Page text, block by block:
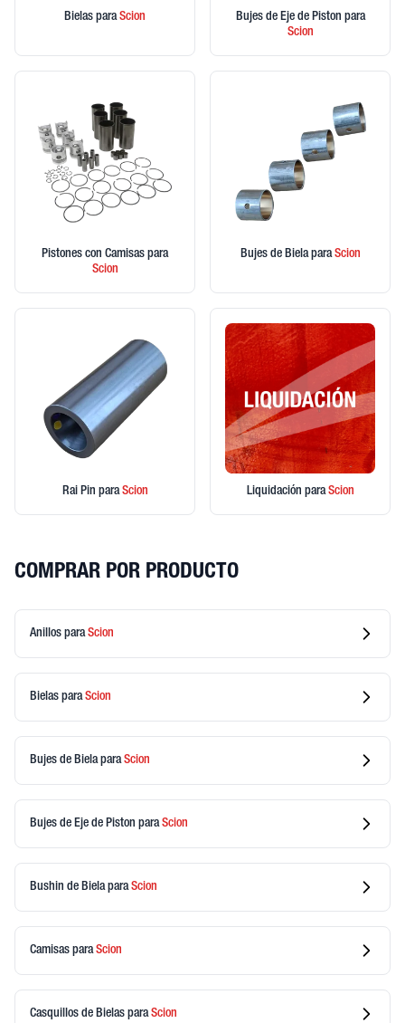
Bielas paraScion Bujes de Eje de Piston para
Scion
Pistones con Camisas para
Scion
Bujes de Biela paraScion
Rai Pin paraScion Liquidación paraScion
COMPRAR POR PRODUCTO
Anillos paraScion
Bielas paraScion
Bujes de BielaparaScion
Bujes de Eje de Piston paraScion
Bushin de BielaparaScion
Camisas paraScion
Casquillos de Bielas paraScion